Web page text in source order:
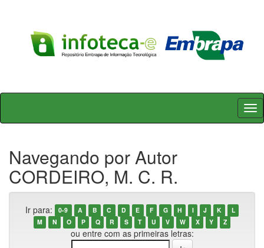
Skip
Navegando por Autor
CORDEIRO, M. C. R.
Ir para: 0-9 A B C D E F G H I J K
L
M
N O P Q R S T U V W X Y Z
ou entre com as primeiras letras: